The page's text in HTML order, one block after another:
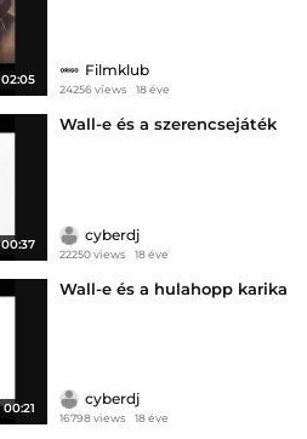
02:05
Filmklub
24256 views 18 éve
00:37
Wall-e és a szerencsejáték
cyberdj
22250 views 18 éve
00:21
Wall-e és a hulahopp karika
cyberdj
16798 views 18 éve